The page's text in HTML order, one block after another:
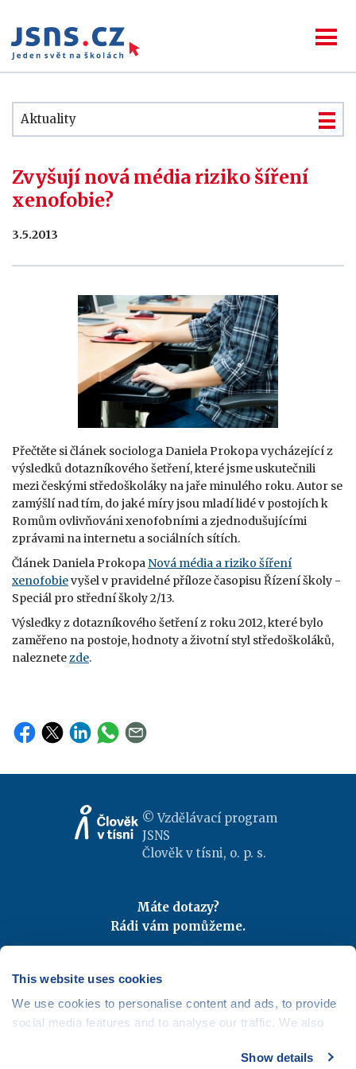
This website uses cookies
We use cookies to personalise content and ads, to provide
social media features and to analyse our traffic. We also
media, advertising and analytics partners who may
Show details
Aktuality
Zvyšují nová média riziko šíření
xenofobie?
3.5.2013
Přečtěte si článek sociologa Daniela Prokopa vycházející z
výsledků dotazníkového šetření, které jsme uskutečnili
mezi českými středoškoláky na jaře minulého roku. Autor se
zamýšlí nad tím, do jaké míry jsou mladí lidé v postojích k
Romům ovlivňováni xenofobními a zjednodušujícími
zprávami na internetu a sociálních sítích.
Článek Daniela Prokopa Nová média a riziko šíření
xenofobievyšel v pravidelné příloze časopisu Řízení školy -
Speciál pro střední školy 2/13.
Výsledky z dotazníkového šetření z roku 2012, které bylo
zaměřeno na postoje, hodnoty a životní styl středoškoláků,
naleznetezde.
© Vzdělávací program
JSNS
Člověk v tísni, o. p. s.
Máte dotazy?
Rádi vám pomůžeme.
Odebírejte newslettery
Mapa webu |Kariéra
Osobní údaje|Cookies